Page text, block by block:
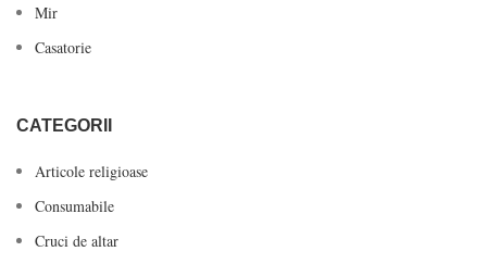
Mir
Casatorie
CATEGORII
Articole religioase
Consumabile
Cruci de altar